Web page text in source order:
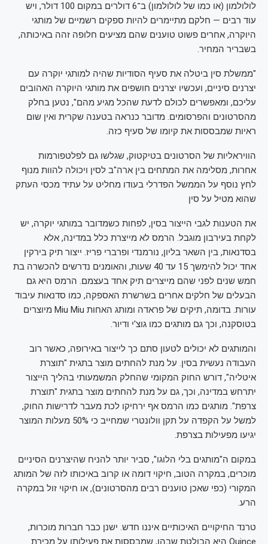
לולולמון (או כמו של לולולמון) ב־6 דולרים במקום 100 דולר, ויש
עוד רבים — חלקם מתיימרים להיות ספקים רשמיים של מותגי
היוקרה, אחרים פשוט טוענים שהם מציעים חלופה זהה באיכותה,
בשבריר המחיר.
"ממשלת סין ביטלה את סעיף הסודיות שהיה למותגי יוקרה עם
יצרנים סיניים, ועכשיו יצרנים חושפים את מותגי היוקרה האהובים
עליכם, ומאפשרים לכולם לדעת שהכל מגיע מהם", נטען בחלק
מהסרטונים והפרסומים. מדובר כנראה בטענה שקרית ואין שום
ראיות שמבססות את קיומו של סעיף כזה.
הוויראליות של הסרטונים בטיקטוק, שגלשו גם לפלטפורמות
אחרות, מסלימה את המתחים בין ארה"ב לסין ויכולה להוות מנוף
לחץ נוסף על הממשל הפדרלי בעודו מחליט על עתיד מכסי העתק
שהוא מטיל על סין
את הטענות לגבי הייצור בסין, לפחות כשמדובר במותגי יוקרה, יש
לקחת בעירבון מוגבל. הרמס לא מייצרת כלל במדינה, אלא
בסדנאות, בין השאר בליון, נורמנדי ופרברי פריז. ייצור תיק בירקין
אחד יכול להימשך 15 עד 40 שעות, והאומנים נדרשים להכשרה בת
חמש שנים לפני שהם מייצרים תיק אחד בעצמם. הרמס היא גם
הבעלים של חלקים אחרים בשרשרת האספקה, כמו סדנאות עיבוד
עורות. בדומה, תיקים של פראדה ומותג האחות Miu Miu מיוצרים
בטוסקנה, וכך גם מותגים כמו גוצ'י ודיור.
והמותגים לא יכולים לטעון סתם כך לייצור באירופה, כאשר רוב
העבודה נעשית בסין. על מנת להחתים מוצר בתגית "תוצרת
איטליה", דורש החוק המקומי שהחלק המשמעותי בהליך הייצור
יתרחש במדינה, וכך, גם על מנת להחתים מוצר בתגית "תוצרת
צרפת". מותגים כמו הרמס אף ירחיקו לכת מעבר לדרישות החוק,
למשל על הקפדה על תקן וולונטרי שמחייב כי 50% מעלות המוצר
יגיעו מפעילות בצרפת.
במקום ה"מותגים בלי הלוגו", סביר יותר להניח שהיצרנים הסיניים
מוכרים, במקרה הטוב, חיקוי דומה או קרוב באיכותו לזה של המותג
המקורי (כפי שאכן טוענים רבים מהסרטונים), או חיקוי זול במקרה
הרע.
טרנד החיקויים האיכותיים איננו חדש. ישנן כבר חברות מוכרות,
Quince היא הבולטת שבהן, שמבססות את פעילותן על מכירת